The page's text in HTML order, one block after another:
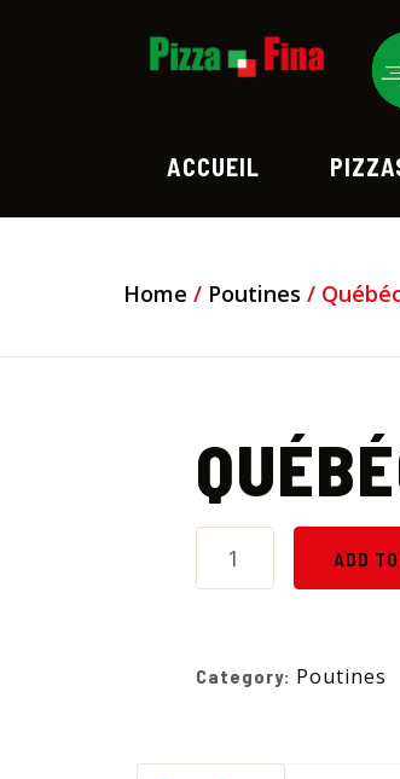
ACCUEIL
Home / Poutines /
ADD
Category: Poutines